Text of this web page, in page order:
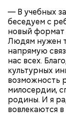
— В учебных
беседуем с
новый формат
Людям нужен
напрямую
нас всех.
культурных
возможность
милосердии,
родины. И я
вовлекаются